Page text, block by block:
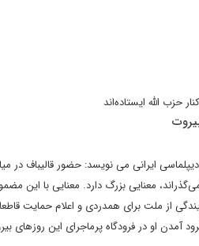
حزب الله ایستاده‌اند
ایرانی می نویسد: حضور قالیباف در
معنایی بزرگ دارد. معنایی با این
از ملت برای همدردی و اعلام حمایت
آمدن او در فرودگاه پرماجرای این روزهای